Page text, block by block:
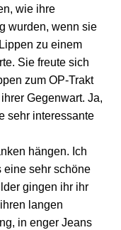
wie ihre
wurden, wenn sie
zu einem
Sie freute sich
zum OP-Trakt
Gegenwart. Ja,
sehr interessante
hängen. Ich
eine sehr schöne
gingen ihr ihr
langen
in enger Jeans